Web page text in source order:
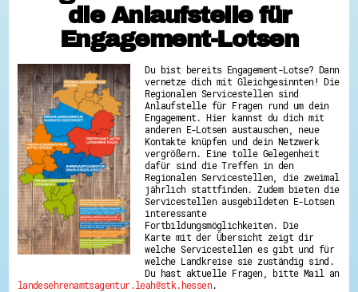
die Anlaufstelle für
Engagement-Lotsen
Du bist bereits Engagement-Lotse? Dann
vernetze dich mit Gleichgesinnten! Die
Regionalen Servicestellen sind
Anlaufstelle für Fragen rund um dein
Engagement. Hier kannst du dich mit
anderen E-Lotsen austauschen, neue
Kontakte knüpfen und dein Netzwerk
vergrößern. Eine tolle Gelegenheit
dafür sind die Treffen in den
Regionalen Servicestellen, die zweimal
jährlich stattfinden. Zudem bieten die
Servicestellen ausgebildeten E-Lotsen
interessante
Fortbildungsmöglichkeiten. Die
Karte mit der Übersicht zeigt dir
welche Servicestellen es gibt und für
welche Landkreise sie zuständig sind.
Du hast aktuelle Fragen, bitte Mail an
landesehrenamtsagentur.leah@stk.hessen.